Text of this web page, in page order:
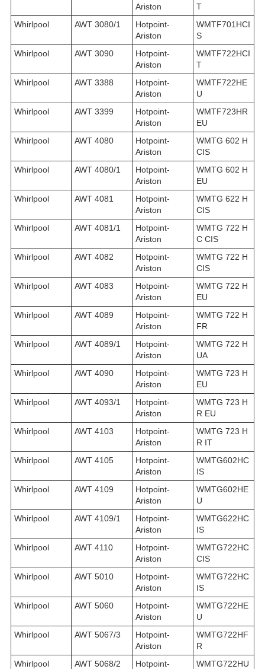
Ariston
T
Whirlpool
AWT 3080/1
Hotpoint-
Ariston
WMTF701HCI
S
Whirlpool
AWT 3090
Hotpoint-
Ariston
WMTF722HCI
T
Whirlpool
AWT 3388
Hotpoint-
Ariston
WMTF722HE
U
Whirlpool
AWT 3399
Hotpoint-
Ariston
WMTF723HR
EU
Whirlpool
AWT 4080
Hotpoint-
Ariston
WMTG 602 H
CIS
Whirlpool
AWT 4080/1
Hotpoint-
Ariston
WMTG 602 H
EU
Whirlpool
AWT 4081
Hotpoint-
Ariston
WMTG 622 H
CIS
Whirlpool
AWT 4081/1
Hotpoint-
Ariston
WMTG 722 H
C CIS
Whirlpool
AWT 4082
Hotpoint-
Ariston
WMTG 722 H
CIS
Whirlpool
AWT 4083
Hotpoint-
Ariston
WMTG 722 H
EU
Whirlpool
AWT 4089
Hotpoint-
Ariston
WMTG 722 H
FR
Whirlpool
AWT 4089/1
Hotpoint-
Ariston
WMTG 722 H
UA
Whirlpool
AWT 4090
Hotpoint-
Ariston
WMTG 723 H
EU
Whirlpool
AWT 4093/1
Hotpoint-
Ariston
WMTG 723 H
R EU
Whirlpool
AWT 4103
Hotpoint-
Ariston
WMTG 723 H
R IT
Whirlpool
AWT 4105
Hotpoint-
Ariston
WMTG602HC
IS
Whirlpool
AWT 4109
Hotpoint-
Ariston
WMTG602HE
U
Whirlpool
AWT 4109/1
Hotpoint-
Ariston
WMTG622HC
IS
Whirlpool
AWT 4110
Hotpoint-
Ariston
WMTG722HC
CIS
Whirlpool
AWT 5010
Hotpoint-
Ariston
WMTG722HC
IS
Whirlpool
AWT 5060
Hotpoint-
Ariston
WMTG722HE
U
Whirlpool
AWT 5067/3
Hotpoint-
Ariston
WMTG722HF
R
Whirlpool
AWT 5068/2
Hotpoint-
WMTG722HU